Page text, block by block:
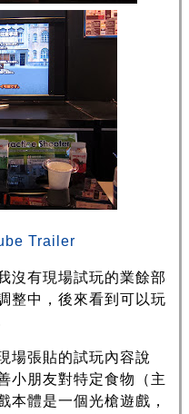
Trailer
沒有現場試玩的業餘部
整中，後來看到可以玩
場張貼的試玩內容說
小朋友對特定食物（主
本體是一個光槍遊戲，